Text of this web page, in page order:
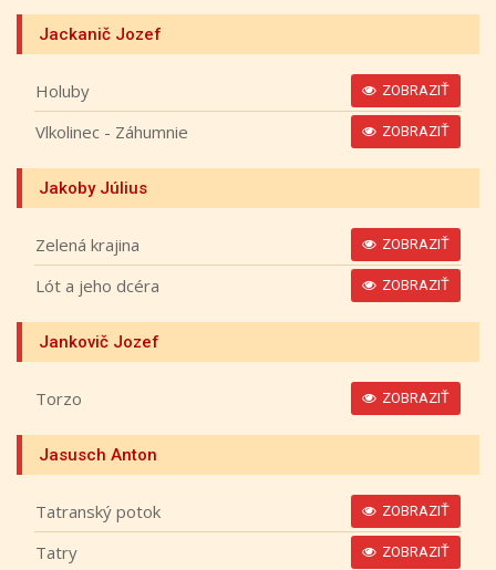
Jackanič Jozef
Holuby ZOBRAZIŤ
Vlkolinec - Záhumnie ZOBRAZIŤ
Jakoby Július
Zelená krajina ZOBRAZIŤ
Lót a jeho dcéra ZOBRAZIŤ
Jankovič Jozef
Torzo ZOBRAZIŤ
Jasusch Anton
Tatranský potok ZOBRAZIŤ
Tatry ZOBRAZIŤ